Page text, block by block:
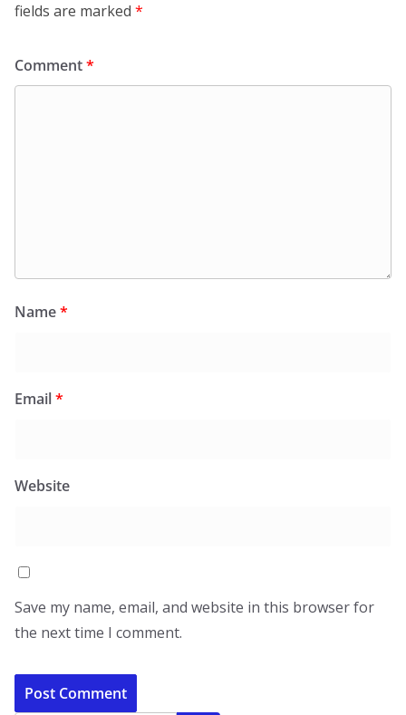
fields are marked *
Comment*
Name*
Email*
Website
Save my name, email, and website in this browser for
the next time I comment.